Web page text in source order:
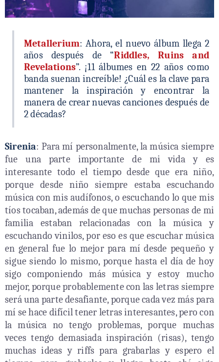
Metallerium: Ahora, el nuevo álbum llega 2
años después de “Riddles, Ruins and
Revelations”. ¡11 álbumes en 22 años como
banda suenan increíble! ¿Cuál es la clave para
mantener la inspiración y encontrar la
manera de crear nuevas canciones después de
2 décadas?
Sirenia: Para mí personalmente, la música siempre
fue una parte importante de mi vida y es
interesante todo el tiempo desde que era niño,
porque desde niño siempre estaba escuchando
música con mis audífonos, o escuchando lo que mis
tíos tocaban, además de que muchas personas de mi
familia estaban relacionadas con la música y
escuchando vinilos, por eso es que escuchar música
en general fue lo mejor para mí desde pequeño y
sigue siendo lo mismo, porque hasta el día de hoy
sigo componiendo más música y estoy mucho
mejor, porque probablemente con las letras siempre
será una parte desafiante, porque cada vez más para
mí se hace difícil tener letras interesantes, pero con
la música no tengo problemas, porque muchas
veces tengo demasiada inspiración (risas), tengo
muchas ideas y riffs para grabarlas y espero el